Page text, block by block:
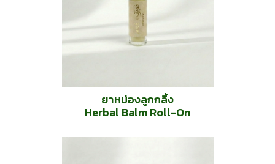
ยาหม่องลูกกลิ้ง
Herbal Balm Roll-On